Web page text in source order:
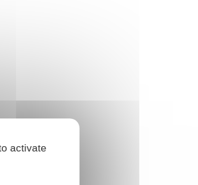
Police nationale
activate